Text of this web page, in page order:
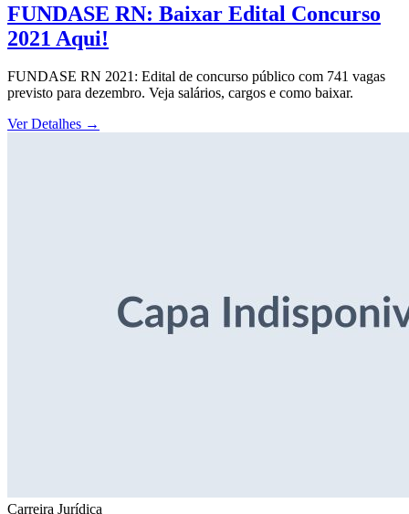
FUNDASE RN: Baixar Edital Concurso
2021 Aqui!
FUNDASE RN 2021: Edital de concurso público com 741 vagas
previsto para dezembro. Veja salários, cargos e como baixar.
Ver Detalhes →
Carreira Jurídica